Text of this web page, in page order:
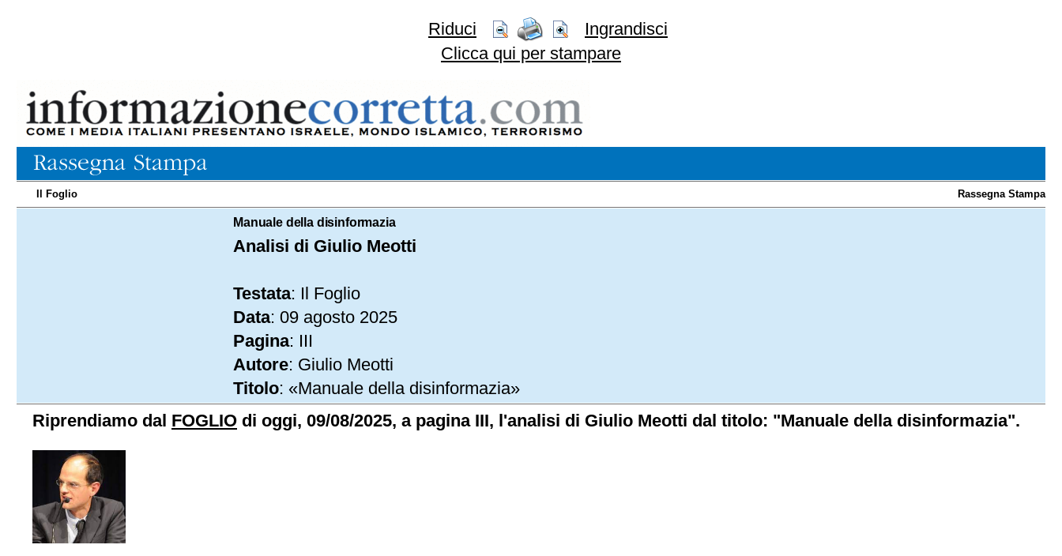
Riduci
Ingrandisci
Clicca qui per stampare
Il Foglio Rassegna Stampa
Manuale della disinformazia
Analisi di Giulio Meotti
Testata: Il Foglio
Data: 09 agosto 2025
Pagina: III
Autore: Giulio Meotti
Titolo: «Manuale della disinformazia»
Riprendiamo dal FOGLIO di oggi, 09/08/2025, a pagina III, l'analisi di Giulio Meotti dal titolo: "Manuale della disinformazia".